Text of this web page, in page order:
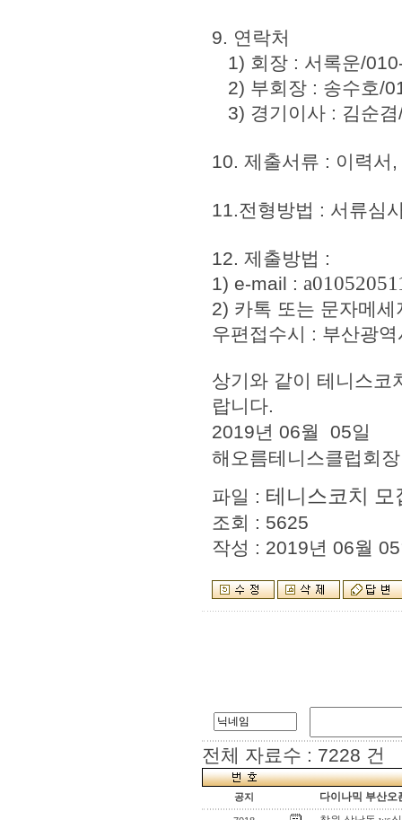
9. 연락처
1) 회장 : 서록운/
2) 부회장 : 송수호/
3) 경기이사 : 김순
10. 제출서류 : 이력서
11.전형방법 : 서류심
12. 제출방법 :
1) e-mail :
2) 카톡 또는 문자메세
우편접수시 : 부산광
상기와 같이 테니스코
랍니다.
2019년 06월 05일
해오름테니스클럽회장
파일 : 테니스코치 모
조회 : 5625
작성 : 2019년 06월
전체 자료수 : 7228 건
공지 다이나믹 부산오